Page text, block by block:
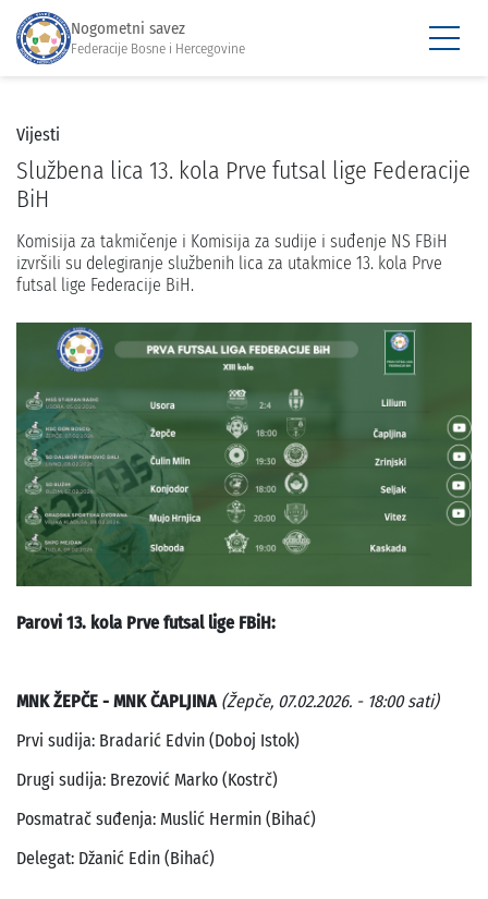
Nogometni savez
Federacije Bosne i Hercegovine
Vijesti
Službena lica 13. kola Prve futsal lige Federacije
BiH
Komisija za takmičenje i Komisija za sudije i suđenje NS FBiH
izvršili su delegiranje službenih lica za utakmice 13. kola Prve
futsal lige Federacije BiH.
Parovi 13. kola Prve futsal lige FBiH:
MNK ŽEPČE - MNK ČAPLJINA (Žepče, 07.02.2026. - 18:00 sati)
Prvi sudija: Bradarić Edvin (Doboj Istok)
Drugi sudija: Brezović Marko (Kostrč)
Posmatrač suđenja: Muslić Hermin (Bihać)
Delegat: Džanić Edin (Bihać)